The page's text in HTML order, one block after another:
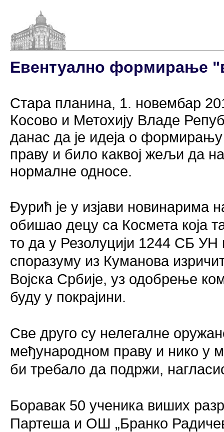
Евентуално формирање
Стара планина, 1. новембар
Косово и Метохију Владе
данас да је идеја о формирању
праву и било каквој жељи да
нормалне односе.
Ðурић је у изјави новинарима
обишао децу са Космета која
то да у Резолуцији 1244 СБ УН
споразуму из Куманова
Војска Србије, уз одобрење
буду у покрајини.
Све друго су нелегалне
међународном праву и нико у
би требало да подржи,
Боравак 50 ученика виших
Партеша и ОШ „Бранко